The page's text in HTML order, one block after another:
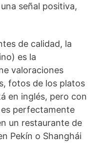
señal positiva,
de calidad, la
es la
valoraciones
fotos de los platos
en inglés, pero con
perfectamente
un restaurante de
Pekín o Shanghái